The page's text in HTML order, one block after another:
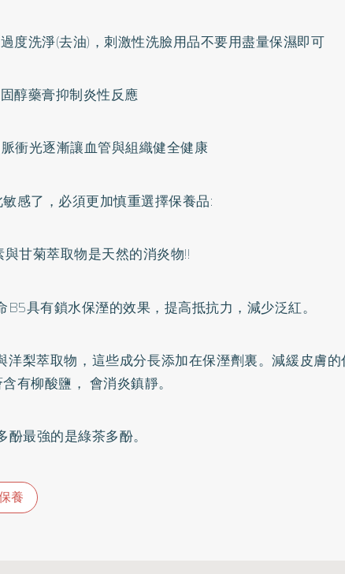
度洗淨(去油)，刺激性洗臉用品不要用盡量保濕即可
醇藥膏抑制炎性反應
衝光逐漸讓血管與組織健全健康
感了，必須更加慎重選擇保養品:
與甘菊萃取物是天然的消炎物!!
B5具有鎖水保溼的效果，提高抵抗力，減少泛紅。
洋梨萃取物，這些成分長添加在保溼劑裏。減緩皮膚
有柳酸鹽， 會消炎鎮靜。
酚最強的是綠茶多酚。
養